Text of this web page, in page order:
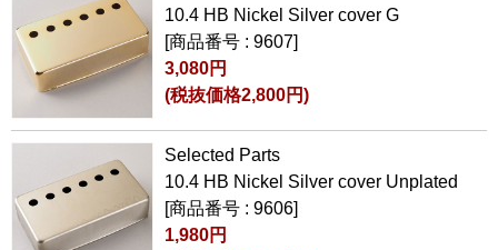
10.4 HB Nickel Silver cover G
[商品番号 : 9607]
3,080円
(税抜価格2,800円)
Selected Parts
10.4 HB Nickel Silver cover Unplated
[商品番号 : 9606]
1,980円